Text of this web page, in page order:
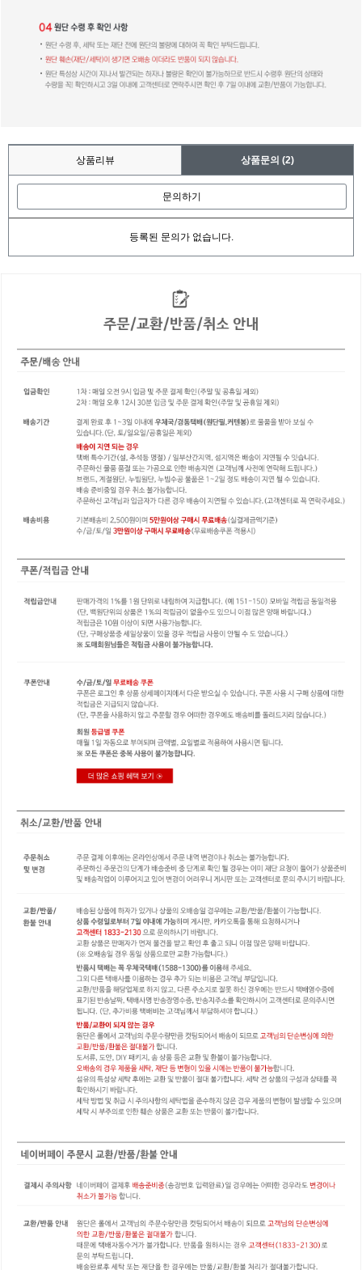
상품리뷰 상품문의 (2)
문의하기
등록된 문의가 없습니다.